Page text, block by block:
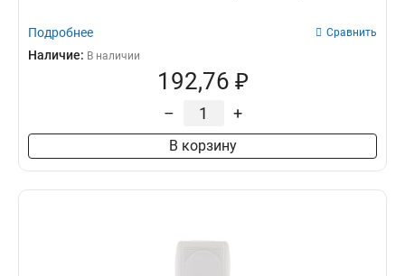
Подробнее Сравнить
Наличие: В наличии
192,76 ₽
– +
В корзину